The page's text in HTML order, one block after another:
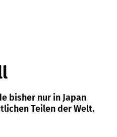
bisher nur in Japan
Teilen der Welt.